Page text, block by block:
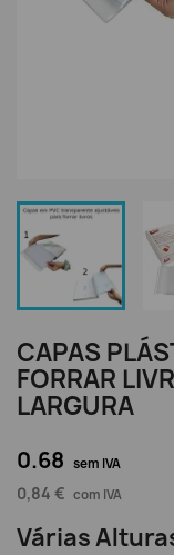
CAPAS
FORRAR
LARGURA
0.68 sem IVA
0,84 € com IVA
Várias